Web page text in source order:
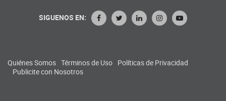
SIGUENOS EN:
Quiénes Somos Términos de Uso Políticas de Privacidad
Publicite con Nosotros